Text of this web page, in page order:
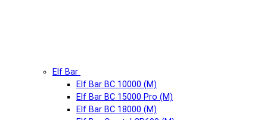
Elf Bar
Elf Bar BC 10000 (М)
Elf Bar BC 15000 Pro (М)
Elf Bar BC 18000 (М)